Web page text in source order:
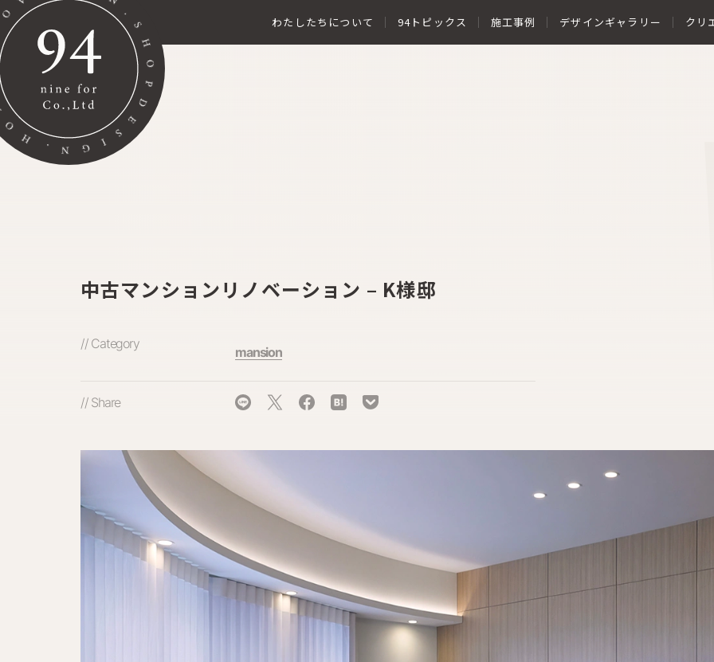
わたしたちについて 94トピックス 施工事例 デザインギャラリー クリ
中古マンションリノベーション – K様邸
// Category
mansion
// Share